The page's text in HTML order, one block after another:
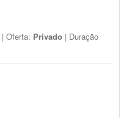
| Oferta: Privado | Duração